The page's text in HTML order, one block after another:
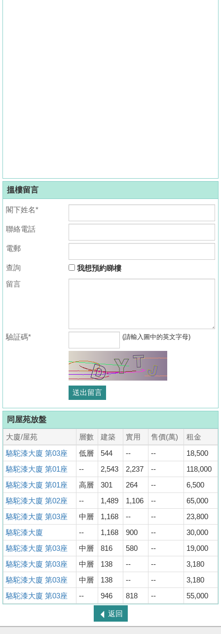
搵樓留言
閣下姓名*
聯絡電話
電郵
查詢
我想預約睇樓
留言
驗証碼* (請輸入圖中的英文字母)
同屋苑放盤
大廈/屋苑 層數 建築 實用 售價(萬)
租金
駱駝漆大廈 第03座
低層 544 -- --
18,500
駱駝漆大廈 第01座
-- 2,543 2,237 --
118,000
駱駝漆大廈 第01座
高層 301 264 --
6,500
駱駝漆大廈 第02座
-- 1,489 1,106 --
65,000
駱駝漆大廈 第03座
中層 1,168 -- --
23,800
駱駝漆大廈
-- 1,168 900 --
30,000
駱駝漆大廈 第03座
中層 816 580 --
19,000
駱駝漆大廈 第03座
中層 138 -- --
3,180
駱駝漆大廈 第03座
中層 138 -- --
3,180
駱駝漆大廈 第03座
-- 946 818 -- 55,000
返回